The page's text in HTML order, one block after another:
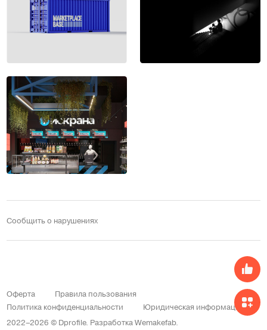
Сообщить о нарушениях
2022–2026 © Dprofile. РазработкаWemakefab.
Оферта
Правила пользования
Политика конфиденциальности
Юридическая информация